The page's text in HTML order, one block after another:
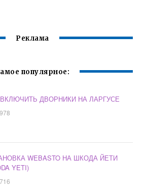
Реклама
популярное:
ДВОРНИКИ НА ЛАРГУСЕ
WEBASTO НА ШКОДА ЙЕТИ
YETI)